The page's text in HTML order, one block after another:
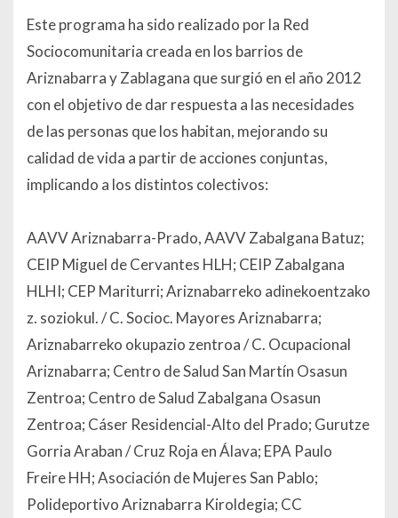
Este programa ha sido realizado por la Red
Sociocomunitaria creada en los barrios de
Ariznabarra y Zablagana que surgió en el año 2012
con el objetivo de dar respuesta a las necesidades
de las personas que los habitan, mejorando su
calidad de vida a partir de acciones conjuntas,
implicando a los distintos colectivos:
AAVV Ariznabarra-Prado, AAVV Zabalgana Batuz;
CEIP Miguel de Cervantes HLH; CEIP Zabalgana
HLHI; CEP Mariturri; Ariznabarreko adinekoentzako
z. soziokul. / C. Socioc. Mayores Ariznabarra;
Ariznabarreko okupazio zentroa / C. Ocupacional
Ariznabarra; Centro de Salud San Martín Osasun
Zentroa; Centro de Salud Zabalgana Osasun
Zentroa; Cáser Residencial-Alto del Prado; Gurutze
Gorria Araban / Cruz Roja en Álava; EPA Paulo
Freire HH; Asociación de Mujeres San Pablo;
Polideportivo Ariznabarra Kiroldegia; CC